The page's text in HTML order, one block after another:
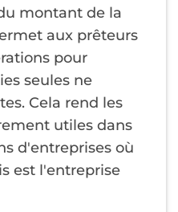
montant de la
aux prêteurs
pour
seules ne
Cela rend les
utiles dans
d'entreprises où
est l'entreprise